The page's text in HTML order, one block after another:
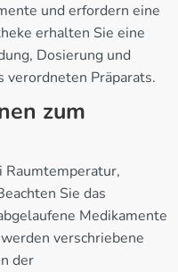
und erfordern eine
erhalten Sie eine
Dosierung und
verordneten Präparats.
zum
Sie das
Medikamente
verschriebene
der